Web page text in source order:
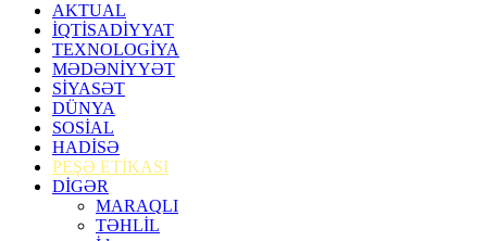
AKTUAL
İQTİSADİYYAT
TEXNOLOGİYA
MƏDƏNİYYƏT
SİYASƏT
DÜNYA
SOSİAL
HADİSƏ
PEŞƏ ETİKASI
DİGƏR
MARAQLI
TƏHLİL